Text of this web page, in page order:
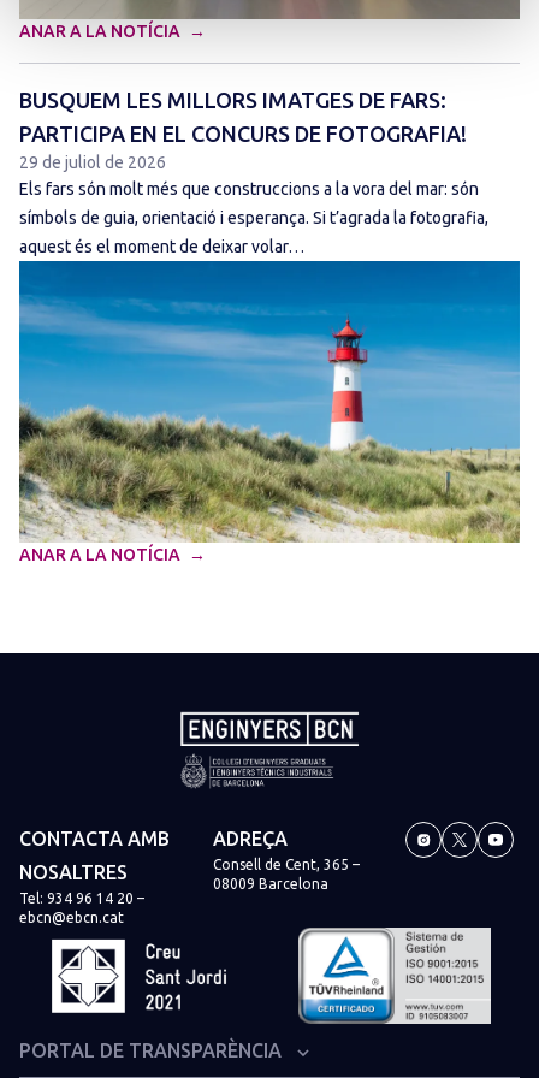
ANAR A LA NOTÍCIA
BUSQUEM LES MILLORS IMATGES DE FARS:
PARTICIPA EN EL CONCURS DE FOTOGRAFIA!
29 de juliol de 2026
Els fars són molt més que construccions a la vora del mar: són
símbols de guia, orientació i esperança. Si t’agrada la fotografia,
aquest és el moment de deixar volar…
ANAR A LA NOTÍCIA
CONTACTA AMB
NOSALTRES
Tel: 934 96 14 20 –
ebcn@ebcn.cat
ADREÇA
Consell de Cent, 365 –
08009 Barcelona
PORTAL DE TRANSPARÈNCIA